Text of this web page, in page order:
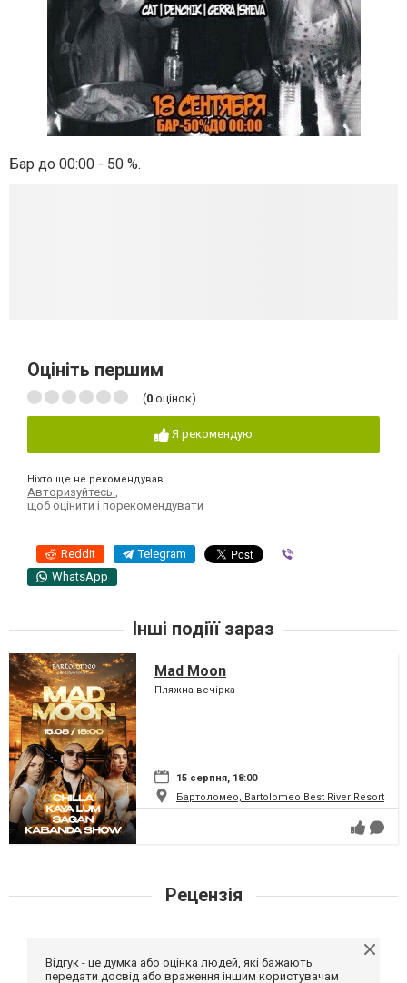
Бар до 00:00 - 50 %.
Оцініть першим
(0 оцінок)
Я рекомендую
Ніхто ще не рекомендував
Авторизуйтесь
щоб оцінити і порекомендувати
Reddit Telegram
WhatsApp
Інші подіїї зараз
Mad Moon
Пляжна вечірка
15 серпня, 18:00
Бартоломео, Bartolomeo Best River Resort
Рецензія
Відгук - це думка або оцінка людей, які бажають
передати досвід або враження іншим користувачам